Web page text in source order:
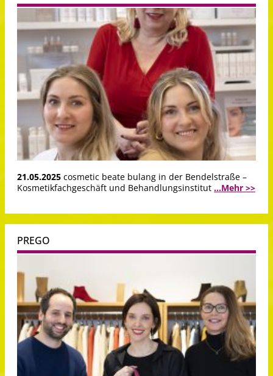
21.05.2025 cosmetic beate bulang in der Bendelstraße –
Kosmetikfachgeschäft und Behandlungsinstitut ...Mehr >>
PREGO